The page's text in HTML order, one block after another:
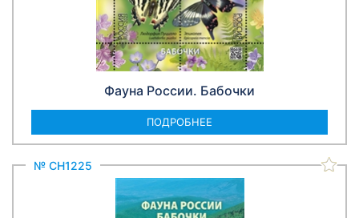
Фауна России. Бабочки
ПОДРОБНЕЕ
№ СН1225